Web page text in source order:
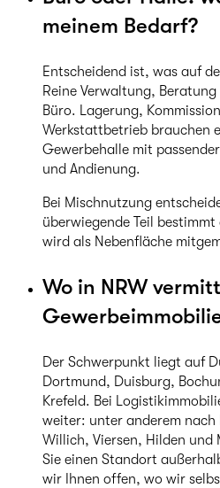
meinem Bedarf?
Entscheidend ist, was auf
Reine Verwaltung,
Büro. Lagerung,
Werkstattbetrieb brauchen
Gewerbehalle mit
und Andienung.
Bei Mischnutzung
überwiegende Teil
wird als Nebenfläche
Wo in NRW
Der Schwerpunkt liegt auf
Dortmund, Duisburg,
Krefeld. Bei
weiter: unter anderem
Willich, Viersen, Hilden und
Sie einen Standort
wir Ihnen offen, wo wir